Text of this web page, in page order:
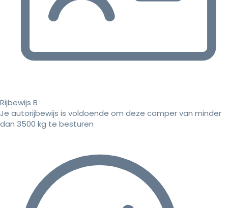
Rijbewijs B
Je autorijbewijs is voldoende om deze camper van minder
dan 3500 kg te besturen